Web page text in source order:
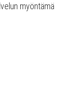
myöntämä